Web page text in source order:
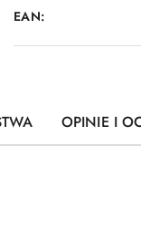
EAN:
OPINIE I